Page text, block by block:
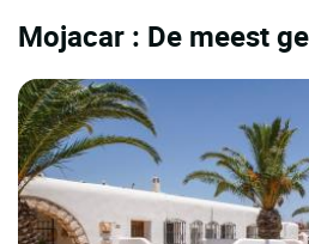
Mojacar : De meest